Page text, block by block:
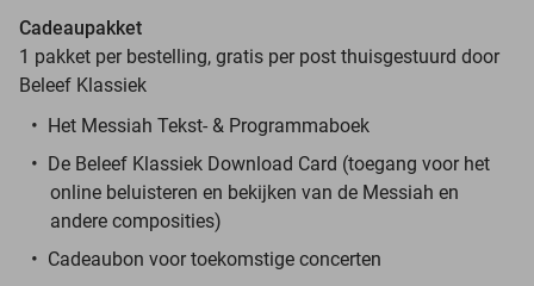
Cadeaupakket
1 pakket per bestelling, gratis per post thuisgestuurd door
Beleef Klassiek
Het Messiah Tekst- & Programmaboek
De Beleef Klassiek Download Card (toegang voor het
online beluisteren en bekijken van de Messiah en
andere composities)
Cadeaubon voor toekomstige concerten